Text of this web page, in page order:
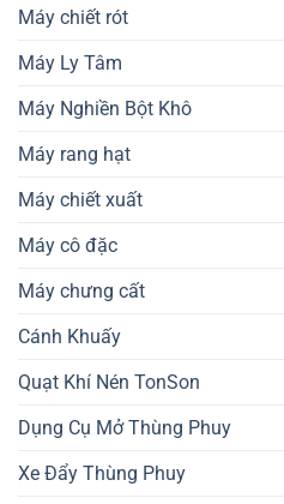
Máy chiết rót
Máy Ly Tâm
Máy Nghiền Bột Khô
Máy rang hạt
Máy chiết xuất
Máy cô đặc
Máy chưng cất
Cánh Khuấy
Quạt Khí Nén TonSon
Dụng Cụ Mở Thùng Phuy
Xe Đẩy Thùng Phuy